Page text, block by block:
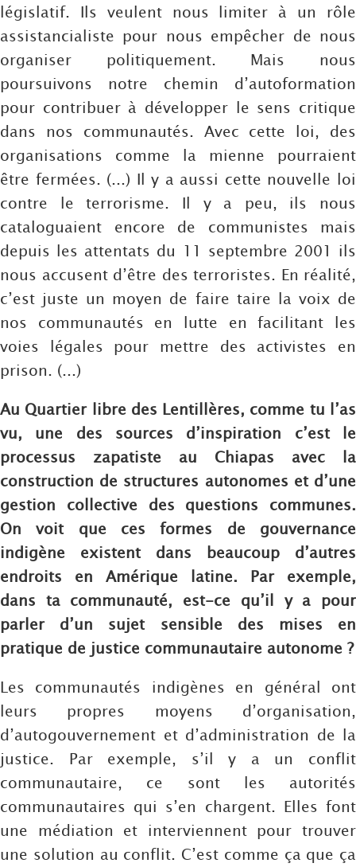
législatif. Ils veulent nous limiter à un rôle
assistancialiste pour nous empêcher de nous
organiser politiquement. Mais nous
poursuivons notre chemin d’autoformation
pour contribuer à développer le sens critique
dans nos communautés. Avec cette loi, des
organisations comme la mienne pourraient
être fermées. (...) Il y a aussi cette nouvelle loi
contre le terrorisme. Il y a peu, ils nous
cataloguaient encore de communistes mais
depuis les attentats du 11 septembre 2001 ils
nous accusent d’être des terroristes. En réalité,
c’est juste un moyen de faire taire la voix de
nos communautés en lutte en facilitant les
voies légales pour mettre des activistes en
prison. (...)
Au Quartier libre des Lentillères, comme tu l’as
vu, une des sources d’inspiration c’est le
processus zapatiste au Chiapas avec la
construction de structures autonomes et d’une
gestion collective des questions communes.
On voit que ces formes de gouvernance
indigène existent dans beaucoup d’autres
endroits en Amérique latine. Par exemple,
dans ta communauté, est-ce qu’il y a pour
parler d’un sujet sensible des mises en
pratique de justice communautaire autonome ?
Les communautés indigènes en général ont
leurs propres moyens d’organisation,
d’autogouvernement et d’administration de la
justice. Par exemple, s’il y a un conflit
communautaire, ce sont les autorités
communautaires qui s’en chargent. Elles font
une médiation et interviennent pour trouver
une solution au conflit. C’est comme ça que ça